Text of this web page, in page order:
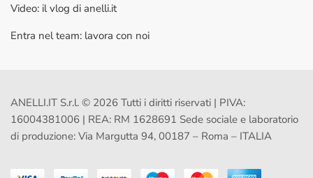
Video: il vlog di anelli.it
Entra nel team: lavora con noi
ANELLI.IT S.r.l. © 2026 Tutti i diritti riservati | PIVA:
16004381006 | REA: RM 1628691 Sede sociale e laboratorio
di produzione: Via Margutta 94, 00187 – Roma – ITALIA